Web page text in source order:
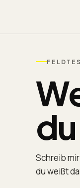
Schreib
du weißt